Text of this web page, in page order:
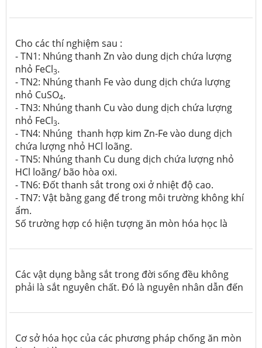
Cho các thí nghiệm sau :
- TN1: Nhúng thanh Zn vào dung dịch chứa lượng
nhỏ FeCl3.
- TN2: Nhúng thanh Fe vào dung dịch chứa lượng
nhỏ CuSO4.
- TN3: Nhúng thanh Cu vào dung dịch chứa lượng
nhỏ FeCl3.
- TN4: Nhúng thanh hợp kim Zn-Fe vào dung dịch
chứa lượng nhỏ HCl loãng.
- TN5: Nhúng thanh Cu dung dịch chứa lượng nhỏ
HCl loãng/ bão hòa oxi.
- TN6: Đốt thanh sắt trong oxi ở nhiệt độ cao.
- TN7: Vật bằng gang để trong môi trường không khí
ẩm.
Số trường hợp có hiện tượng ăn mòn hóa học là
Các vật dụng bằng sắt trong đời sống đều không
phải là sắt nguyên chất. Đó là nguyên nhân dẫn đến
Cơ sở hóa học của các phương pháp chống ăn mòn